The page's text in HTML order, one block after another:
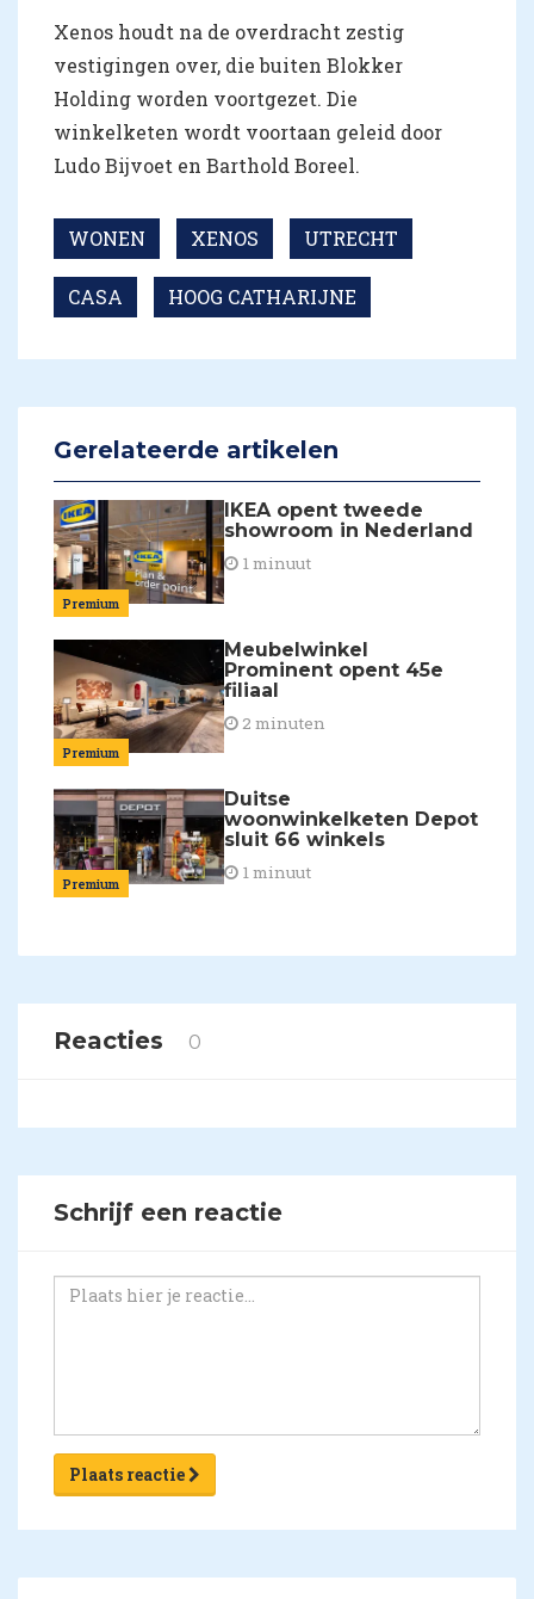
Xenos houdt na de overdracht zestig
vestigingen over, die buiten Blokker
Holding worden voortgezet. Die
winkelketen wordt voortaan geleid door
Ludo Bijvoet en Barthold Boreel.
WONEN XENOS UTRECHT
CASA HOOG CATHARIJNE
Gerelateerde artikelen
Premium
IKEA opent tweede
showroom in Nederland
1 minuut
Premium
Meubelwinkel
Prominent opent 45e
filiaal
2 minuten
Premium
Duitse
woonwinkelketen Depot
sluit 66 winkels
1 minuut
Reacties 0
Schrijf een reactie
Plaats reactie